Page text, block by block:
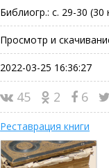
Библиогр.: с. 29-30 (30
Просмотр и
2022-03-25 16:36:27
45 2 6
Реставрация книги